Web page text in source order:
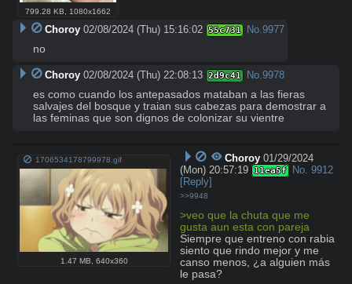
799.28 KB 1080x1662
Choroy 02/08/2024 (Thu) 15:16:02 55c731 No.9977
no
Choroy 02/08/2024 (Thu) 22:08:13 2d9c41 No.9978
es como cuando los antepasados mataban a las fieras
salvajes del bosque y traian sus cabezas para demostrar a
las feminas que son dignos de colonizar su vientre
1706534178799978.gif
1.47 MB 640x360
Choroy 01/29/2024
(Mon) 20:57:19 11ea5f No. 9912
[Reply]
>>9948
>veo que la chuta que me
gusta aun esta con pareja
Siempre que entreno con rabia
siento que rindo mejor y me
canso menos, ¿a alguien más
le pasa?